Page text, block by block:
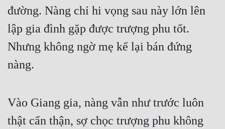
đường. Nàng chỉ hi vọng sau này lớn lên
lập gia đình gặp được trượng phu tốt.
Nhưng không ngờ mẹ kế lại bán đứng
nàng.
Vào Giang gia, nàng vẫn như trước luôn
thật cẩn thận, sợ chọc trượng phu không